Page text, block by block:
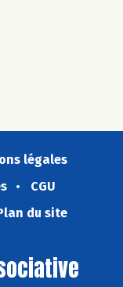
légales
CGU
du site